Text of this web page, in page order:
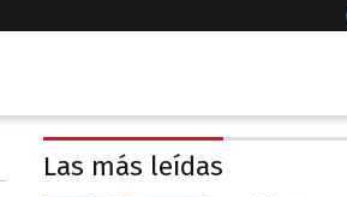
Las más leídas